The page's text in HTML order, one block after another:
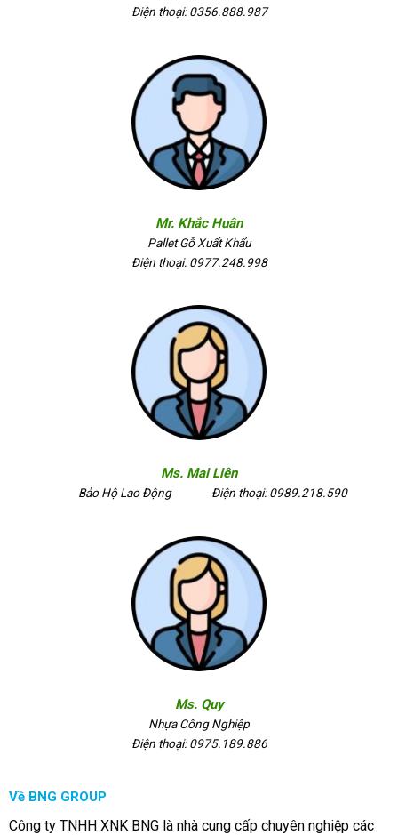
Điện thoại: 0356.888.987
Mr. Khắc Huân
Pallet Gỗ Xuất Khẩu
Điện thoại: 0977.248.998
Ms. Mai Liên
Bảo Hộ Lao Động Điện thoại: 0989.218.590
Ms. Quy
Nhựa Công Nghiệp
Điện thoại: 0975.189.886
Về BNG GROUP
Công ty TNHH XNK BNG là nhà cung cấp chuyên nghiệp các